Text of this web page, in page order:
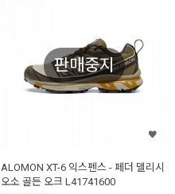
판매중지
ALOMON XT-6 익스펜스 - 페더 델리시
오소 골든 오크 L41741600